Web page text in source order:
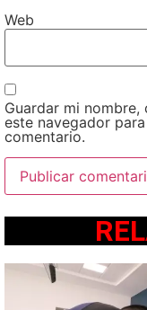
Web
Guardar mi
este navegador
comentario.